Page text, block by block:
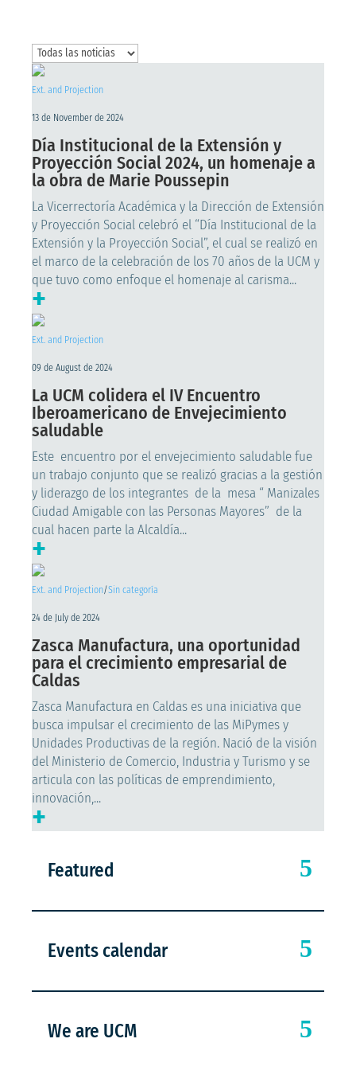
Ext. and Projection
13 de November de 2024
Día Institucional de la Extensión y
Proyección Social 2024, un homenaje a
la obra de Marie Poussepin
La Vicerrectoría Académica y la Dirección de Extensión
y Proyección Social celebró el “Día Institucional de la
Extensión y la Proyección Social”, el cual se realizó en
el marco de la celebración de los 70 años de la UCM y
que tuvo como enfoque el homenaje al carisma...
+
Ext. and Projection
09 de August de 2024
La UCM colidera el IV Encuentro
Iberoamericano de Envejecimiento
saludable
Este encuentro por el envejecimiento saludable fue
un trabajo conjunto que se realizó gracias a la gestión
y liderazgo de los integrantes de la mesa “ Manizales
Ciudad Amigable con las Personas Mayores” de la
cual hacen parte la Alcaldía...
+
Ext. and Projection/Sin categoría
24 de July de 2024
Zasca Manufactura, una oportunidad
para el crecimiento empresarial de
Caldas
Zasca Manufactura en Caldas es una iniciativa que
busca impulsar el crecimiento de las MiPymes y
Unidades Productivas de la región. Nació de la visión
del Ministerio de Comercio, Industria y Turismo y se
articula con las políticas de emprendimiento,
innovación,...
+
Featured
Events calendar
We are UCM